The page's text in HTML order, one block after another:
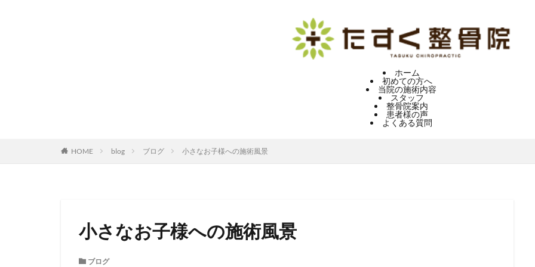
ホーム
初めての方へ
当院の施術内容
スタッフ
整骨院案内
患者様の声
よくある質問
HOME blog ブログ 小さなお子様への施術風景
小さなお子様への施術風景
ブログ